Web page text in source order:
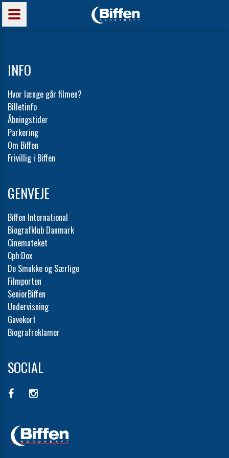
INFO
Hvor længe går filmen?
Billetinfo
Åbningstider
Parkering
Om Biffen
Frivillig i Biffen
GENVEJE
Biffen International
Biografklub Danmark
Cinemateket
Cph:Dox
De Smukke og Særlige
Filmporten
SeniorBiffen
Undervisning
Gavekort
Biografreklamer
SOCIAL